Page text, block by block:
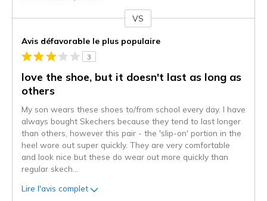
projecteur
sur
les
critiques
VS
Avis défavorable le plus populaire
3
love the shoe, but it doesn't last as long as
others
My son wears these shoes to/from school every day. I have
always bought Skechers because they tend to last longer
than others, however this pair - the 'slip-on' portion in the
heel wore out super quickly. They are very comfortable
and look nice but these do wear out more quickly than
regular skech
Lire l'avis complet